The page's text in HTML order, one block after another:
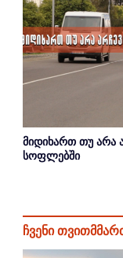
მიდიხართ თუ არა
სოფლებში
ჩვენი